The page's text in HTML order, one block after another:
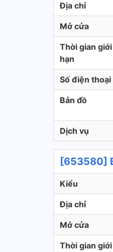
Địa chỉ
Mở cửa
Thời gian giới
hạn
Số điện thoại
Bản đồ
Dịch vụ
[653580]
Kiểu
Địa chỉ
Mở cửa
Thời gian giới